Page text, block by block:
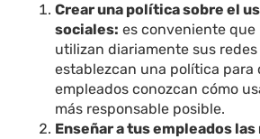
Crear una política sobre el
sociales: es conveniente que
utilizan diariamente sus redes
establezcan una política para
empleados conozcan cómo
más responsable posible.
Enseñar a tus empleados